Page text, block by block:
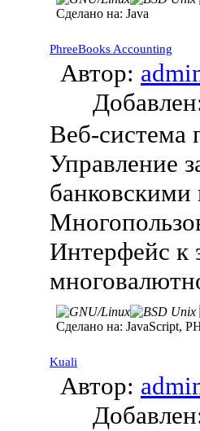
Сделано на: Java
PhreeBooks Accounting
Автор:
Веб-система
Управление
Интерфейс к
Сделано на: JavaScript,
Kuali
Автор: